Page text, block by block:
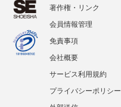
著作権・リンク
会員情報管理
免責事項
会社概要
サービス利用規約
プライバシーポリシー